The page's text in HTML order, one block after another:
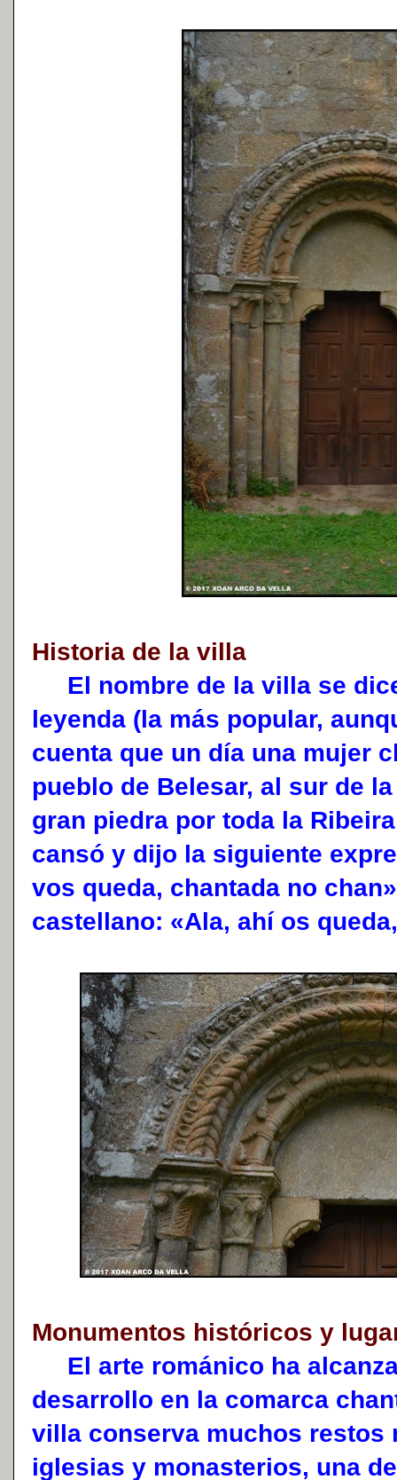
Historia de la villa
El nombre de la villa se
leyenda (la más popular,
cuenta que un día una mujer
pueblo de Belesar, al sur de
gran piedra por toda la
cansó y dijo la siguiente
vos queda, chantada no
castellano: «Ala, ahí os
Monumentos históricos y
El arte románico ha
desarrollo en la comarca
villa conserva muchos restos
iglesias y monasterios, una